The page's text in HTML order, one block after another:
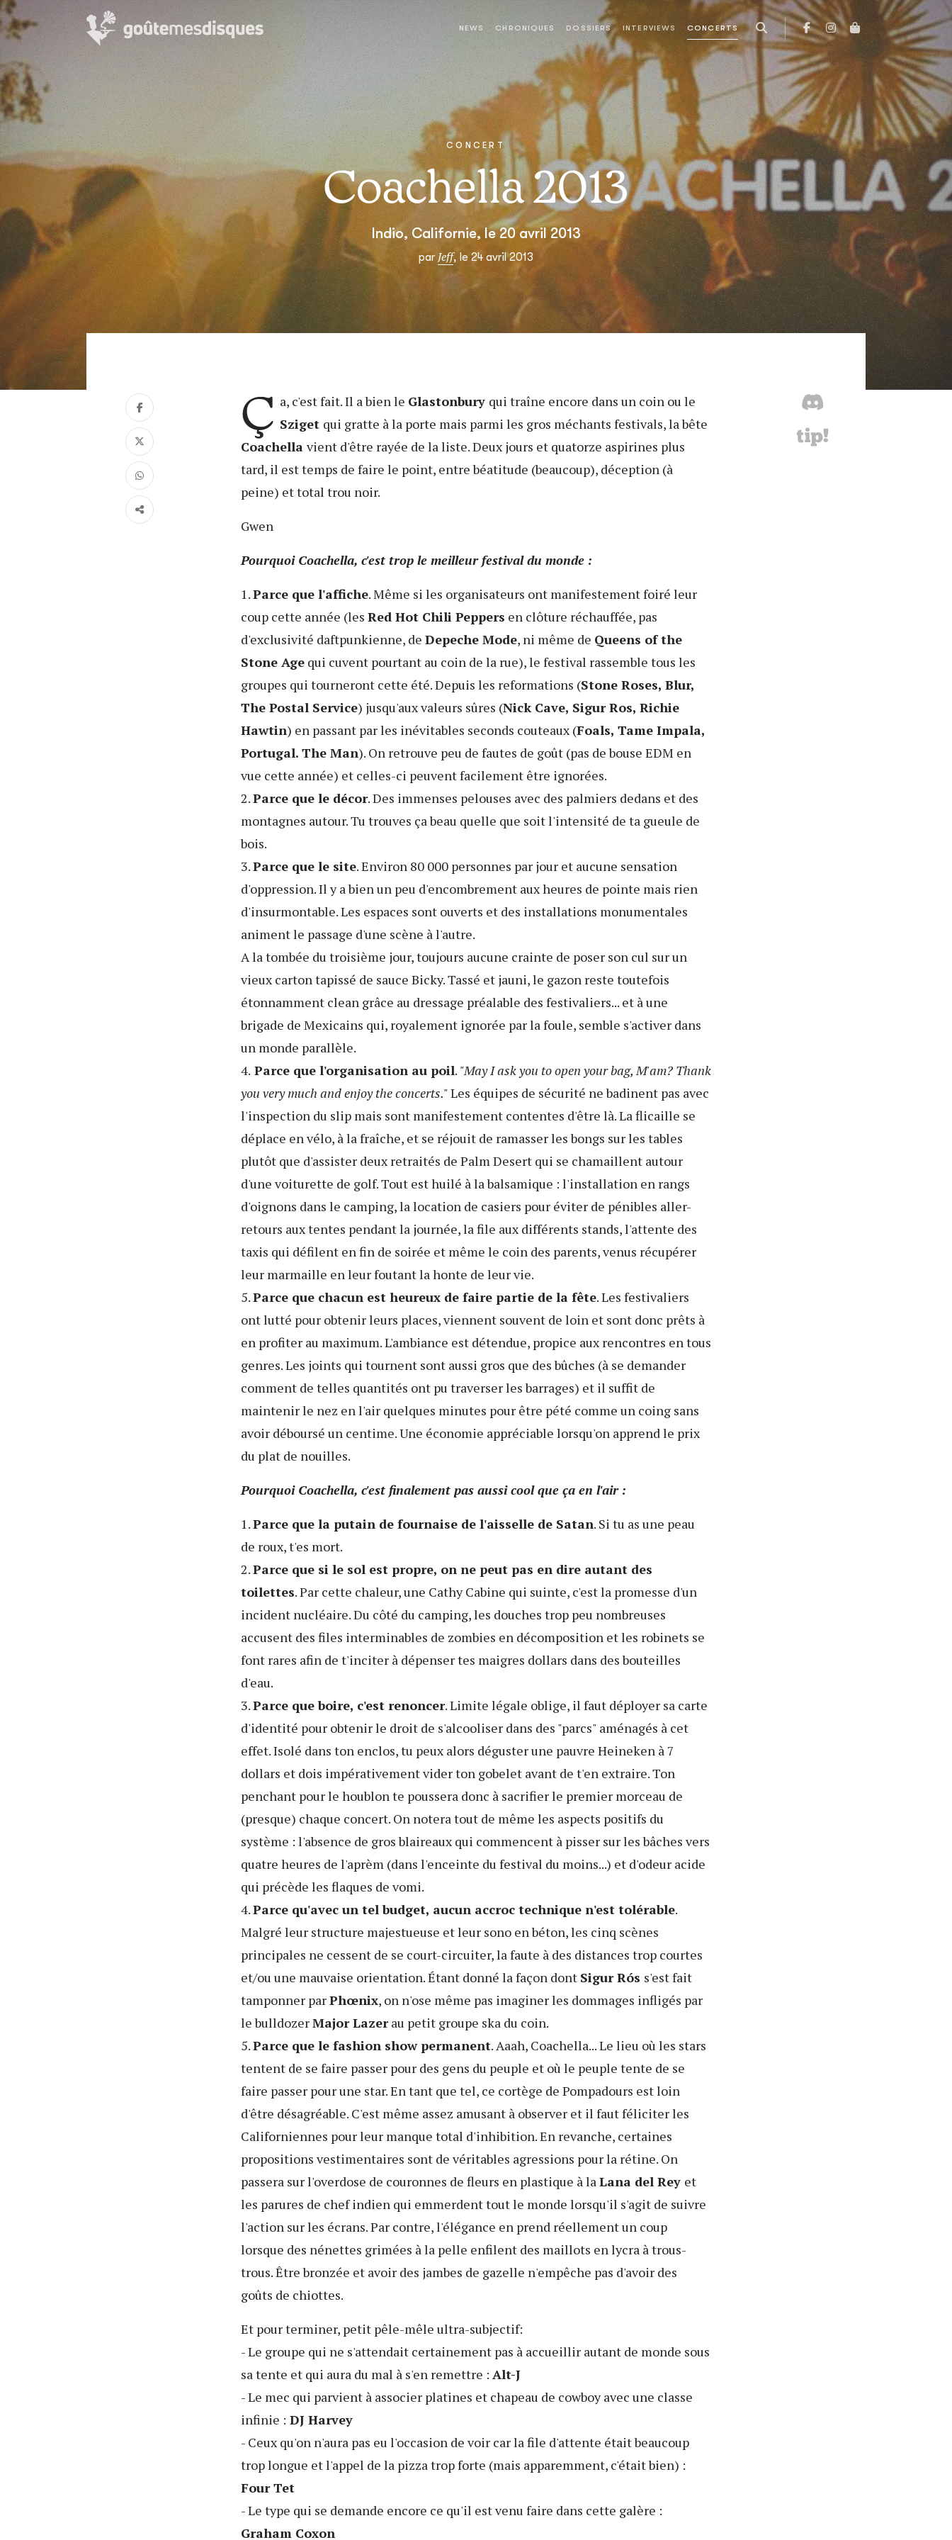
NEWS CHRONIQUES DOSSIERS INTERVIEWS CONCERTS
CONCERT
Coachella 2013
Indio, Californie, le 20 avril 2013
par Jeff, le 24 avril 2013
Ç a, c'est fait. Il a bien le Glastonbury qui traîne encore dans un coin ou le
Sziget qui gratte à la porte mais parmi les gros méchants festivals, la bête
Coachella vient d'être rayée de la liste. Deux jours et quatorze aspirines plus
tard, il est temps de faire le point, entre béatitude (beaucoup), déception (à
peine) et total trou noir.
Gwen
Pourquoi Coachella, c'est trop le meilleur festival du monde :
1.Parce que l'affiche. Même si les organisateurs ont manifestement foiré leur
coup cette année (les Red Hot Chili Peppers en clôture réchauffée, pas
d'exclusivité daftpunkienne, de Depeche Mode, ni même de Queens of the
Stone Age qui cuvent pourtant au coin de la rue), le festival rassemble tous les
groupes qui tourneront cette été. Depuis les reformations (Stone Roses, Blur,
The Postal Service) jusqu'aux valeurs sûres (Nick Cave, Sigur Ros, Richie
Hawtin) en passant par les inévitables seconds couteaux (Foals, Tame Impala,
Portugal. The Man). On retrouve peu de fautes de goût (pas de bouse EDM en
vue cette année) et celles-ci peuvent facilement être ignorées.
2.Parce que le décor. Des immenses pelouses avec des palmiers dedans et des
montagnes autour. Tu trouves ça beau quelle que soit l'intensité de ta gueule de
bois.
3.Parce que le site. Environ 80 000 personnes par jour et aucune sensation
d'oppression. Il y a bien un peu d'encombrement aux heures de pointe mais rien
d'insurmontable. Les espaces sont ouverts et des installations monumentales
animent le passage d'une scène à l'autre.
A la tombée du troisième jour, toujours aucune crainte de poser son cul sur un
vieux carton tapissé de sauce Bicky. Tassé et jauni, le gazon reste toutefois
étonnamment clean grâce au dressage préalable des festivaliers... et à une
brigade de Mexicains qui, royalement ignorée par la foule, semble s'activer dans
un monde parallèle.
4. Parce que l'organisation au poil. "May I ask you to open your bag, M'am? Thank
you very much and enjoy the concerts."Les équipes de sécurité ne badinent pas avec
l'inspection du slip mais sont manifestement contentes d'être là. La flicaille se
déplace en vélo, à la fraîche, et se réjouit de ramasser les bongs sur les tables
plutôt que d'assister deux retraités de Palm Desert qui se chamaillent autour
d'une voiturette de golf. Tout est huilé à la balsamique : l'installation en rangs
d'oignons dans le camping, la location de casiers pour éviter de pénibles aller-
retours aux tentes pendant la journée, la file aux différents stands, l'attente des
taxis qui défilent en fin de soirée et même le coin des parents, venus récupérer
leur marmaille en leur foutant la honte de leur vie.
5.Parce que chacun est heureux de faire partie de la fête. Les festivaliers
ont lutté pour obtenir leurs places, viennent souvent de loin et sont donc prêts à
en profiter au maximum. L'ambiance est détendue, propice aux rencontres en tous
genres. Les joints qui tournent sont aussi gros que des bûches (à se demander
comment de telles quantités ont pu traverser les barrages) et il suffit de
maintenir le nez en l'air quelques minutes pour être pété comme un coing sans
avoir déboursé un centime. Une économie appréciable lorsqu'on apprend le prix
du plat de nouilles.
Pourquoi Coachella, c'est finalement pas aussi cool que ça en l'air :
1.Parce que la putain de fournaise de l'aisselle de Satan. Si tu as une peau
de roux, t'es mort.
2.Parce que si le sol est propre, on ne peut pas en dire autant des
toilettes. Par cette chaleur, une Cathy Cabine qui suinte, c'est la promesse d'un
incident nucléaire. Du côté du camping, les douches trop peu nombreuses
accusent des files interminables de zombies en décomposition et les robinets se
font rares afin de t'inciter à dépenser tes maigres dollars dans des bouteilles
d'eau.
3.Parce que boire, c'est renoncer. Limite légale oblige, il faut déployer sa carte
d'identité pour obtenir le droit de s'alcooliser dans des "parcs" aménagés à cet
effet. Isolé dans ton enclos, tu peux alors déguster une pauvre Heineken à 7
dollars et dois impérativement vider ton gobelet avant de t'en extraire. Ton
penchant pour le houblon te poussera donc à sacrifier le premier morceau de
(presque) chaque concert. On notera tout de même les aspects positifs du
système : l'absence de gros blaireaux qui commencent à pisser sur les bâches vers
quatre heures de l'aprèm (dans l'enceinte du festival du moins...) et d'odeur acide
qui précède les flaques de vomi.
4.Parce qu'avec un tel budget, aucun accroc technique n'est tolérable.
Malgré leur structure majestueuse et leur sono en béton, les cinq scènes
principales ne cessent de se court-circuiter, la faute à des distances trop courtes
et/ou une mauvaise orientation. Étant donné la façon dont Sigur Rós s'est fait
tamponner parPhœnix, on n'ose même pas imaginer les dommages infligés par
le bulldozerMajor Lazerau petit groupe ska du coin.
5.Parce que le fashion show permanent. Aaah, Coachella... Le lieu où les stars
tentent de se faire passer pour des gens du peuple et où le peuple tente de se
faire passer pour une star. En tant que tel, ce cortège de Pompadours est loin
d'être désagréable. C'est même assez amusant à observer et il faut féliciter les
Californiennes pour leur manque total d'inhibition. En revanche, certaines
propositions vestimentaires sont de véritables agressions pour la rétine. On
passera sur l'overdose de couronnes de fleurs en plastique à laLana del Rey et
les parures de chef indien qui emmerdent tout le monde lorsqu'il s'agit de suivre
l'action sur les écrans. Par contre, l'élégance en prend réellement un coup
lorsque des nénettes grimées à la pelle enfilent des maillots en lycra à trous-
trous. Être bronzée et avoir des jambes de gazelle n'empêche pas d'avoir des
goûts de chiottes.
Et pour terminer, petit pêle-mêle ultra-subjectif:
- Le groupe qui ne s'attendait certainement pas à accueillir autant de monde sous
sa tente et qui aura du mal à s'en remettre : Alt-J
- Le mec qui parvient à associer platines et chapeau de cowboy avec une classe
infinie : DJ Harvey
- Ceux qu'on n'aura pas eu l'occasion de voir car la file d'attente était beaucoup
trop longue et l'appel de la pizza trop forte (mais apparemment, c'était bien) :
Four Tet
- Le type qui se demande encore ce qu'il est venu faire dans cette galère :
Graham Coxon